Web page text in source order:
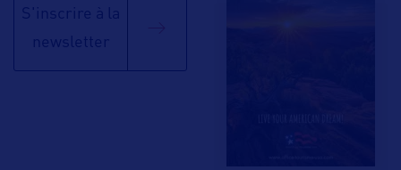
S'inscrire à la
newsletter